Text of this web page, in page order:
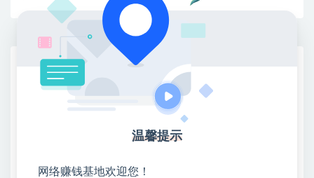
网赚基地简介
站长微信：无
❤本站：本站整合多方资源站，主要面向互联网创业
类&副业类，资源丰富 物超所值。
❤能助您：找项目 + 低成本创业 + 减少信息差 + 见识
温馨提示
网络赚钱基地欢迎您！